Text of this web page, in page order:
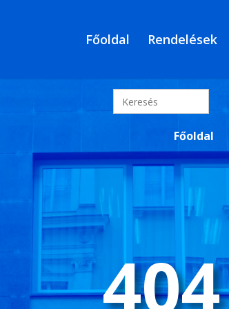
Főoldal Rendelések
Search
for:
Főoldal
404